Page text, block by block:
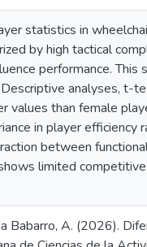
statistics in
by high tactical
performance. This
analyses, t-
values than female
in player efficiency
between
limited
Babarro, A. (2026).